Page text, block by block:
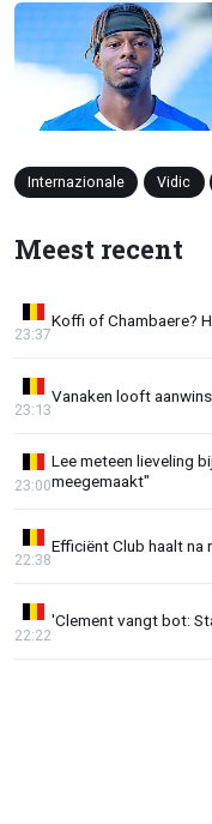
Internazionale Vidic
Meest recent
Koffi of Chambaere?
23:37
Vanaken looft
23:13
Lee meteen lieveling
meegemaakt"
23:00
Efficiënt Club haalt
22:38
'Clement vangt bot:
22:22